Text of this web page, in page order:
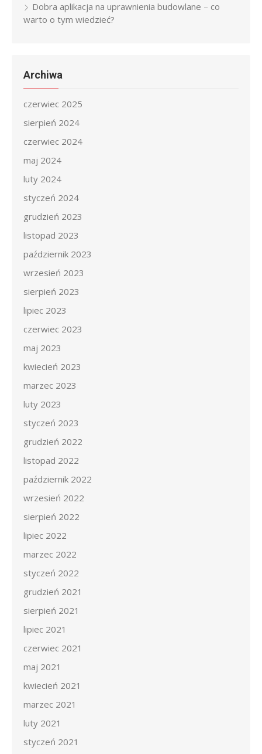
Dobra aplikacja na uprawnienia budowlane – co
warto o tym wiedzieć?
Archiwa
czerwiec 2025
sierpień 2024
czerwiec 2024
maj 2024
luty 2024
styczeń 2024
grudzień 2023
listopad 2023
październik 2023
wrzesień 2023
sierpień 2023
lipiec 2023
czerwiec 2023
maj 2023
kwiecień 2023
marzec 2023
luty 2023
styczeń 2023
grudzień 2022
listopad 2022
październik 2022
wrzesień 2022
sierpień 2022
lipiec 2022
marzec 2022
styczeń 2022
grudzień 2021
sierpień 2021
lipiec 2021
czerwiec 2021
maj 2021
kwiecień 2021
marzec 2021
luty 2021
styczeń 2021